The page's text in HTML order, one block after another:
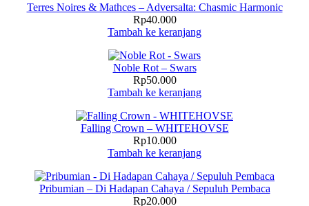
Terres Noires & Mathces – Adversalta: Chasmic Harmonic
Rp40.000
Tambah ke keranjang
Noble Rot – Swars
Rp50.000
Tambah ke keranjang
Falling Crown – WHITEHOVSE
Rp10.000
Tambah ke keranjang
Pribumian – Di Hadapan Cahaya / Sepuluh Pembaca
Rp20.000